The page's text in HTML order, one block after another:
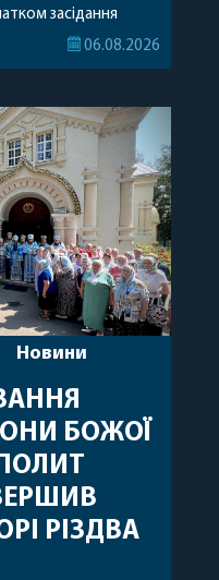
засідання
імені членів Ради
Божої
та
06.08.2026
Новини
БОЖОЇ
РІЗДВА